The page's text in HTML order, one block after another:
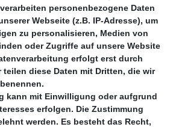
personenbezogene Daten
Webseite (z.B. IP-Adresse), um
zu personalisieren, Medien von
oder Zugriffe auf unsere Website
erfolgt erst durch
teilen diese Daten mit Dritten, die wir
kann mit Einwilligung oder aufgrund
erfolgen. Die Zustimmung
werden. Es besteht das Recht,